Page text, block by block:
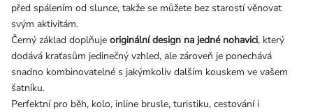
před spálením od slunce, takže se můžete bez starostí věnovat
svým aktivitám.
Černý základ doplňuje originální design na jedné nohavici, který
dodává kraťasům jedinečný vzhled, ale zároveň je ponechává
snadno kombinovatelné s jakýmkoliv dalším kouskem ve vašem
šatníku.
Perfektní pro běh, kolo, inline brusle, turistiku, cestování i